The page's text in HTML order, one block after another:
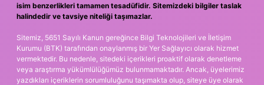
isim benzerlikleri tamamen tesadüfidir. Sitemizdeki bilgiler taslak
halindedir ve tavsiye niteliği taşımazlar.
Sitemiz, 5651 Sayılı Kanun gereğince Bilgi Teknolojileri ve İletişim
Kurumu (BTK) tarafından onaylanmış bir Yer Sağlayıcı olarak hizmet
vermektedir. Bu nedenle, sitedeki içerikleri proaktif olarak denetleme
veya araştırma yükümlülüğümüz bulunmamaktadır. Ancak, üyelerimiz
yazdıkları içeriklerin sorumluluğunu taşımakta olup, siteye üye olarak